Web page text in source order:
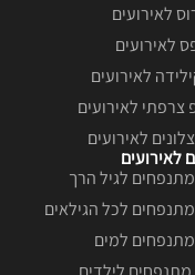
לאירועים
לאירועים
לאירועים
צרפתי לאירועים
לאירועים
לאירועים
לגיל הרך
לכל הגילאים
למים